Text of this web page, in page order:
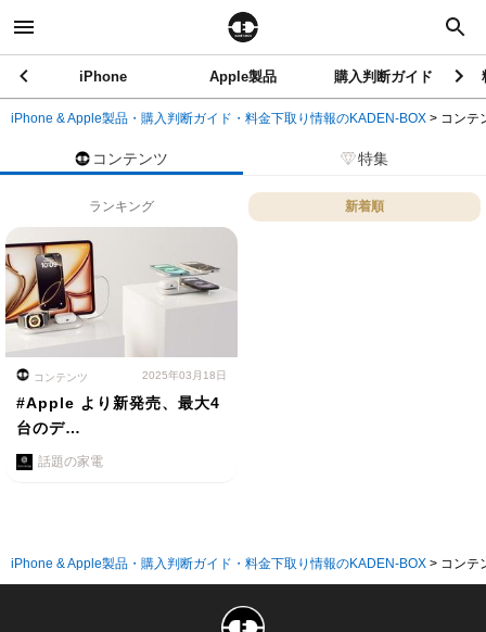
iPhone Apple製品 購入判断ガイド
iPhone & Apple製品・購入判断ガイド・料金下取り情報のKADEN-BOX > コンテ
コンテンツ 特集
ランキング 新着順
コンテンツ 2025年03月18日
#Apple より新発売、最大4
台のデ…
話題の家電
iPhone & Apple製品・購入判断ガイド・料金下取り情報のKADEN-BOX > コンテ